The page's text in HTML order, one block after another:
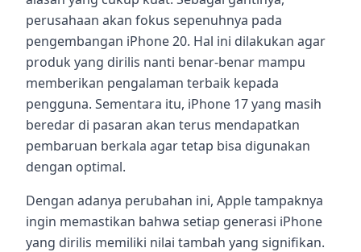
perusahaan akan fokus sepenuhnya pada
pengembangan iPhone 20. Hal ini dilakukan agar
produk yang dirilis nanti benar-benar mampu
memberikan pengalaman terbaik kepada
pengguna. Sementara itu, iPhone 17 yang masih
beredar di pasaran akan terus mendapatkan
pembaruan berkala agar tetap bisa digunakan
dengan optimal.
Dengan adanya perubahan ini, Apple tampaknya
ingin memastikan bahwa setiap generasi iPhone
yang dirilis memiliki nilai tambah yang signifikan.